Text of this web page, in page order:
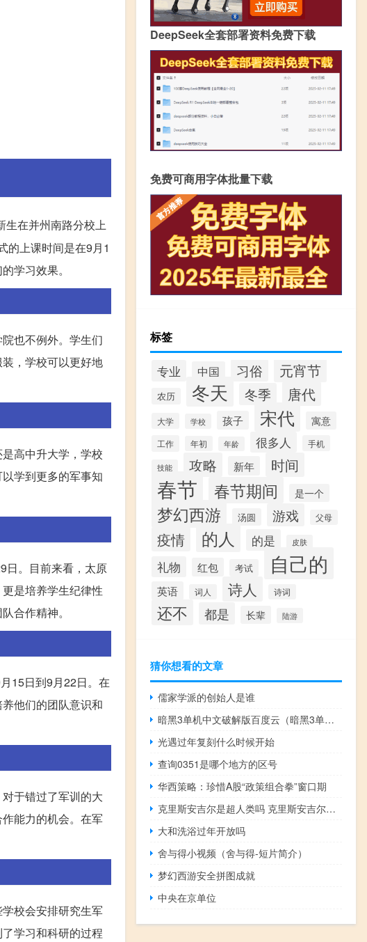
生在并州南路分校上
的上课时间是在9月1
学习效果。
也不例外。学生们
，学校可以更好地
高中升大学，学校
学到更多的军事知
日。目前来看，太原
是培养学生纪律性
合作精神。
15日到9月22日。在
他们的团队意识和
于错过了军训的大
能力的机会。在军
校会安排研究生军
学习和科研的过程
DeepSeek全套部署资料免费下载
免费可商用字体批量下载
标签
专业 中国 习俗 元宵节
农历 冬天 冬季 唐代
大学 学校 孩子 宋代 寓意
工作 年初 年龄 很多人 手机
技能 攻略 新年 时间
春节 春节期间 是一个
梦幻西游 汤圆 游戏 父母
疫情 的人 的是 皮肤
礼物 红包 考试 自己的
英语 词人 诗人 诗词
还不 都是 长辈 陆游
猜你想看的文章
儒家学派的创始人是谁
暗黑3单机中文破解版百度云（暗黑3单机中文破解版）
光遇过年复刻什么时候开始
查询0351是哪个地方的区号
华西策略：珍惜A股“政策组合拳”窗口期
克里斯安吉尔是超人类吗 克里斯安吉尔解密
大和洗浴过年开放吗
舍与得小视频（舍与得-短片简介）
梦幻西游安全拼图成就
中央在京单位